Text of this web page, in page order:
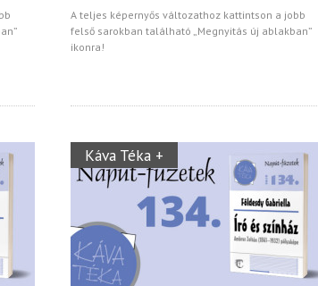
A teljes képernyős változathoz kattintson a jobb
felső sarokban található „Megnyitás új ablakban”
ikonra!
Káva Téka +